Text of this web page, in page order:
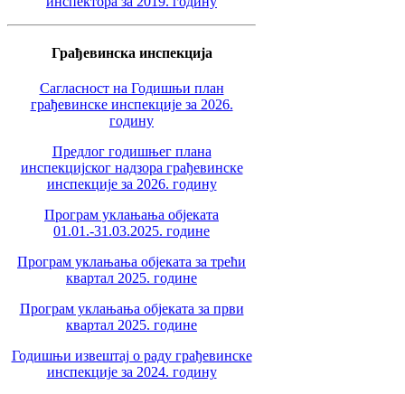
Грађевинска инспекција
Сагласност на Годишњи план
грађевинске инспекције за 2026.
годину
Предлог годишњег плана
инспекцијског надзора грађевинске
инспекције за 2026. годину
Програм уклањања објеката
01.01.-31.03.2025. године
Програм уклањања објеката за трећи
квартал 2025. године
Програм уклањања објеката за први
квартал 2025. године
Годишњи извештај о раду грађевинске
инспекције за 2024. годину